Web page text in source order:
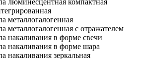
металлогалогенная
металлогалогенная с отражателем
накаливания в форме свечи
накаливания в форме шара
накаливания зеркальная